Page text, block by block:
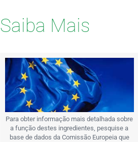
Saiba Mais
Para obter informação mais detalhada sobre
a função destes ingredientes, pesquise a
base de dados da Comissão Europeia que